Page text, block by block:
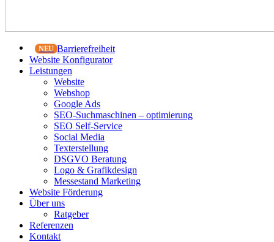
Barrierefreiheit
Website Konfigurator
Leistungen
Website
Webshop
Google Ads
SEO-Suchmaschinen – optimierung
SEO Self-Service
Social Media
Texterstellung
DSGVO Beratung
Logo & Grafikdesign
Messestand Marketing
Website Förderung
Über uns
Ratgeber
Referenzen
Kontakt